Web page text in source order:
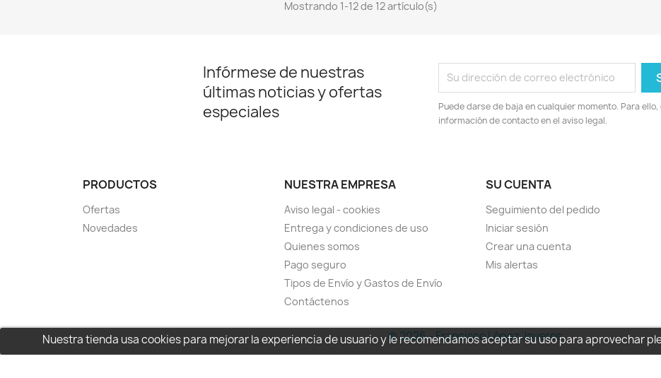
Nuestra tienda usa cookies para mejorar la experiencia de usuario y le recomendamos aceptar su uso para aprovechar
Mostrando 1-12 de 12 artículo(s)
Infórmese de nuestras
últimas noticias y ofertas
especiales
Puede darse de baja en cualquier momento. Para
información de contacto en el aviso legal.
PRODUCTOS
Ofertas
Novedades
NUESTRA EMPRESA
Aviso legal - cookies
Entrega y condiciones de uso
Quienes somos
Pago seguro
Tipos de Envío y Gastos de Envío
Contáctenos
SU CUENTA
Seguimiento del pedido
Iniciar sesión
Crear una cuenta
Mis alertas
© 2026 - Francisco López Joyeros